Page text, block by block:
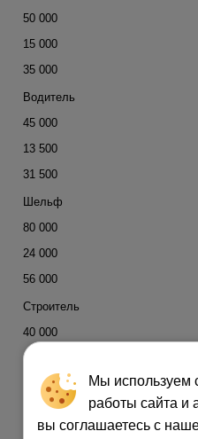
50 000
15 000
35 000
Водитель
45 000
13 500
31 500
Шельф
80 000
24 000
56 000
Строитель
40 000
12 000
28 000
Электрик
Мы используем
работы сайта и
вы соглашаетесь с